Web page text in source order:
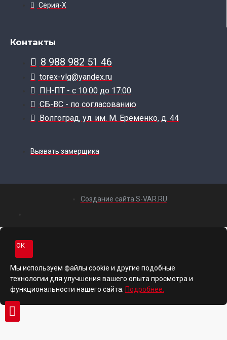
Серия-X
Контакты
8 988 982 51 46
torex-vlg@yandex.ru
ПН-ПТ - с 10:00 до 17:00
СБ-ВС - по согласованию
Волгоград, ул. им. М. Еременко, д. 44
Вызвать замерщика
Создание сайта S-VAR.RU
ОК
Мы используем файлы cookie и другие подобные
технологии для улучшения вашего опыта просмотра и
функциональности нашего сайта. Подробнее.